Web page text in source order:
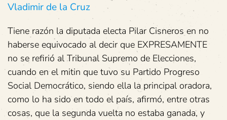
Vladimir de la Cruz
Tiene razón la diputada electa Pilar Cisneros en no
haberse equivocado al decir que EXPRESAMENTE
no se refirió al Tribunal Supremo de Elecciones,
cuando en el mitin que tuvo su Partido Progreso
Social Democrático, siendo ella la principal oradora,
como lo ha sido en todo el país, afirmó, entre otras
cosas, que la segunda vuelta no estaba ganada, y